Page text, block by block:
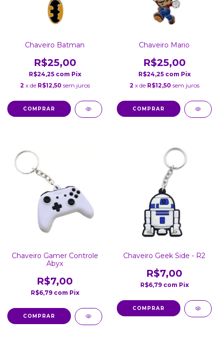
Chaveiro Batman
R$25,00
R$24,25 com Pix
2 x de R$12,50 sem juros
Chaveiro Mario
R$25,00
R$24,25 com Pix
2 x de R$12,50 sem juros
Chaveiro Gamer Controle
Abyx
R$7,00
R$6,79 com Pix
Chaveiro Geek Side - R2
R$7,00
R$6,79 com Pix